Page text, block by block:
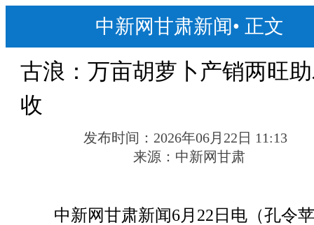
中新网甘肃新闻• 正文
古浪：万亩胡萝卜产销两旺
收
发布时间： 2026年06月22日 11:13
来源： 中新网甘肃
中新网甘肃新闻6月22日电（孔令